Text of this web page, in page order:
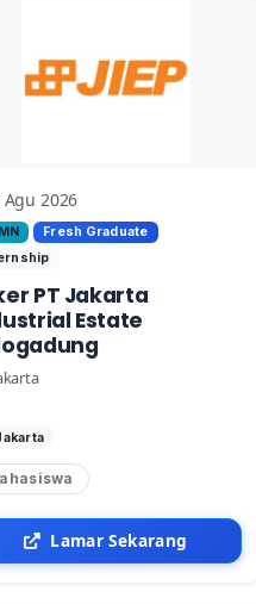
Agu 2026
Fresh Graduate
PT Jakarta
Estate
Lamar Sekarang